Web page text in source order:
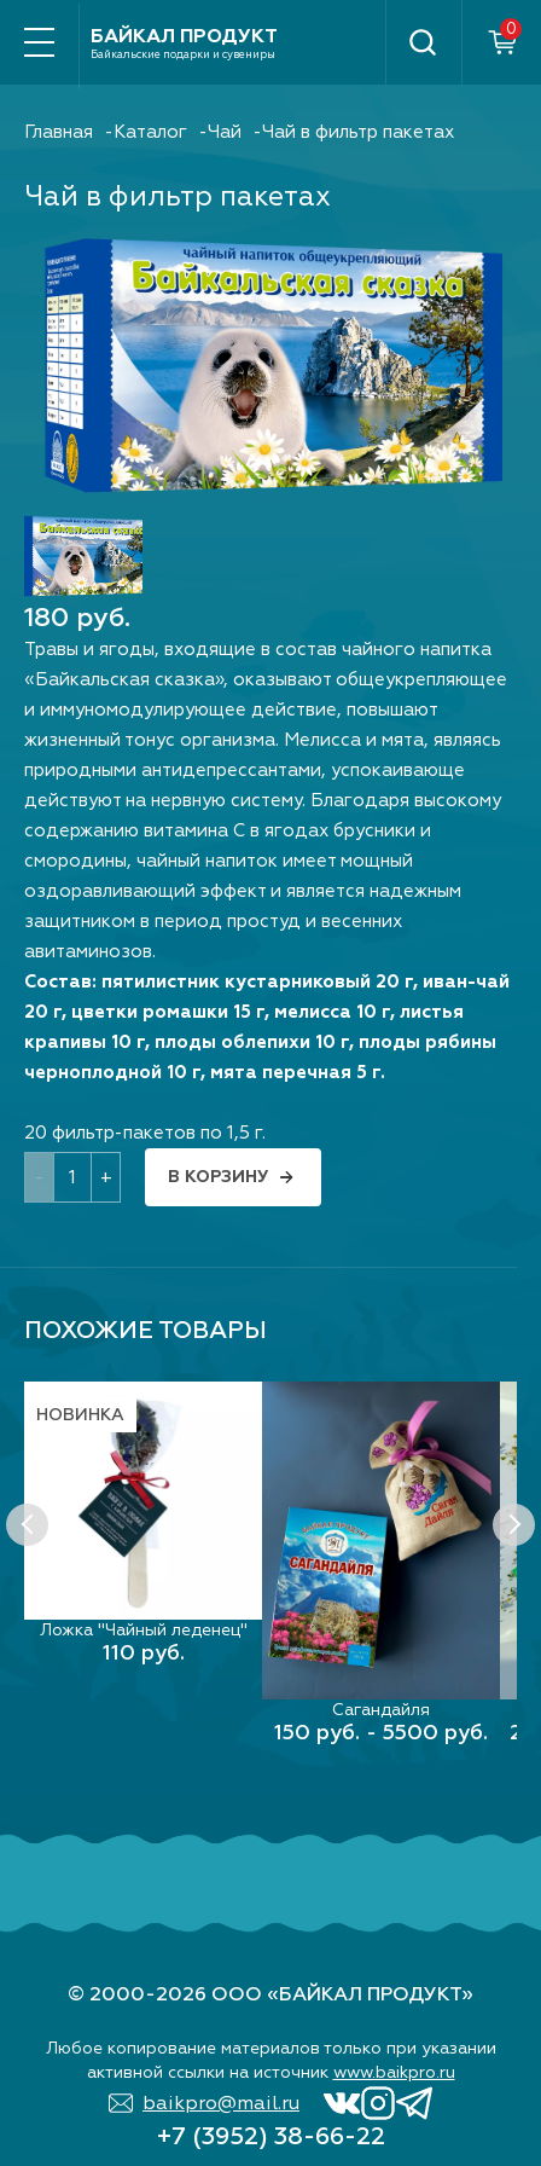
БАЙКАЛ ПРОДУКТ
Байкальские подарки и сувениры
Найти
Главная Каталог Чай Чай в фильтр пакетах
Чай в фильтр пакетах
180 руб.
Травы и ягоды, входящие в состав чайного напитка
«Байкальская сказка», оказывают общеукрепляющее
и иммуномодулирующее действие, повышают
жизненный тонус организма. Мелисса и мята, являясь
природными антидепрессантами, успокаивающе
действуют на нервную систему. Благодаря высокому
содержанию витамина С в ягодах брусники и
смородины, чайный напиток имеет мощный
оздоравливающий эффект и является надежным
защитником в период простуд и весенних
авитаминозов.
Состав: пятилистник кустарниковый 20 г, иван-чай
20 г, цветки ромашки 15 г, мелисса 10 г, листья
крапивы 10 г, плоды облепихи 10 г, плоды рябины
черноплодной 10 г, мята перечная 5 г.
20 фильтр-пакетов по 1,5 г.
+ В КОРЗИНУ
ПОХОЖИЕ ТОВАРЫ
НОВИНКА
В КОРЗИНУ
Ложка "Чайный леденец"
110 руб.
ВЫБЕРИТЕ ПАРАМЕТРЫ
Сагандайля
150 руб. - 5500 руб.
© 2000-2026 ООО «БАЙКАЛ ПРОДУКТ»
Любое копирование материалов только при указании
активной ссылки на источник www.baikpro.ru
baikpro@mail.ru
+7 (3952) 38-66-22